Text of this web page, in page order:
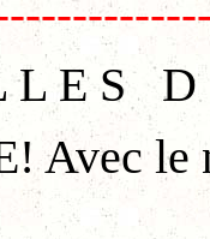
L E S
Avec le